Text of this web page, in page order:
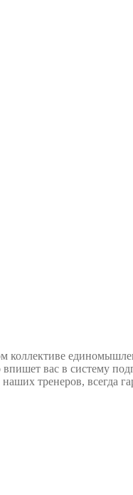
коллективе
вас в систему
тренеров, всегда